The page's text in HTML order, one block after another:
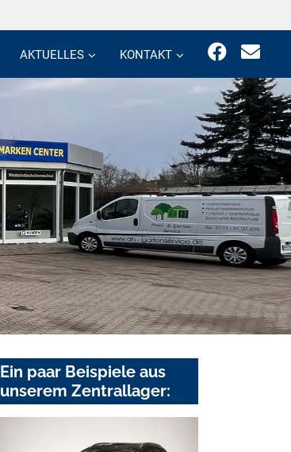
AKTUELLES KONTAKT
Ein paar Beispiele aus
unserem Zentrallager: